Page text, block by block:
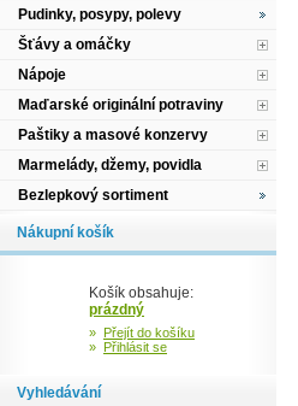
Pudinky, posypy, polevy
Šťávy a omáčky
Nápoje
Maďarské originální potraviny
Paštiky a masové konzervy
Marmelády, džemy, povidla
Bezlepkový sortiment
Nákupní košík
Košík obsahuje:
prázdný
» Přejít do košíku
» Přihlásit se
Vyhledávání